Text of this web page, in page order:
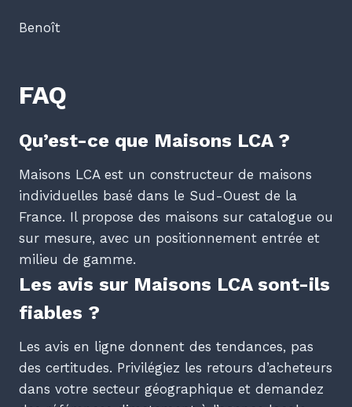
Benoît
FAQ
Qu’est-ce que Maisons LCA ?
Maisons LCA est un constructeur de maisons
individuelles basé dans le Sud-Ouest de la
France. Il propose des maisons sur catalogue ou
sur mesure, avec un positionnement entrée et
milieu de gamme.
Les avis sur Maisons LCA sont-ils
fiables ?
Les avis en ligne donnent des tendances, pas
des certitudes. Privilégiez les retours d’acheteurs
dans votre secteur géographique et demandez